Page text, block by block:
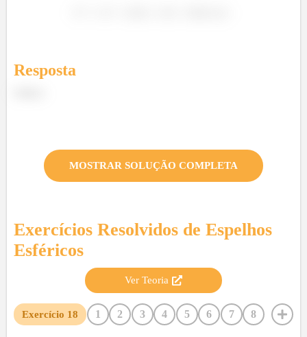
Resposta
MOSTRAR SOLUÇÃO COMPLETA
Exercícios Resolvidos de Espelhos
Esféricos
Ver Teoria
Exercício 18 1 2 3 4 5 6 7
8